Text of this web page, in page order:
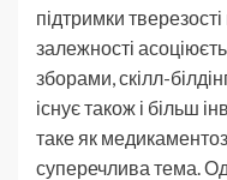
підтримки
залежності
зборами, скілл-
існує також і більш
таке як
суперечлива тема.